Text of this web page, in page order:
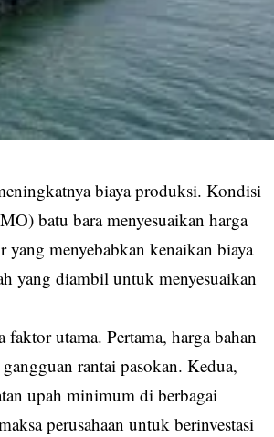
biaya produksi. Kondisi
batu bara menyesuaikan harga
menyebabkan kenaikan biaya
yang diambil untuk menyesuaikan
utama. Pertama, harga bahan
rantai pasokan. Kedua,
upah minimum di berbagai
perusahaan untuk berinvestasi